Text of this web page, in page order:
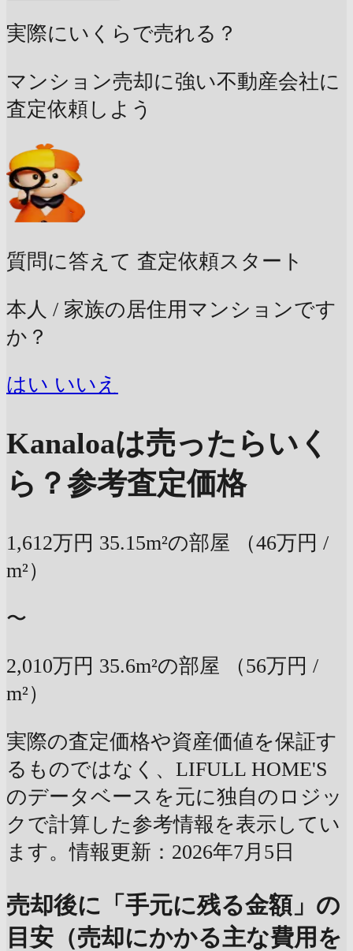
実際にいくらで売れる？
マンション売却に強い不動産会社に
査定依頼しよう
質問に答えて 査定依頼スタート
本人 / 家族の居住用マンションです
か？
はい いいえ
Kanaloaは売ったらいく
ら？参考査定価格
1,612万円 35.15m²の部屋
（46万円 /
m²）
〜
2,010万円 35.6m²の部屋
（56万円 /
m²）
実際の査定価格や資産価値を保証す
るものではなく、LIFULL HOME'S
のデータベースを元に独自のロジッ
クで計算した参考情報を表示してい
ます。情報更新：2026年7月5日
売却後に「手元に残る金額」の
目安（売却にかかる主な費用を